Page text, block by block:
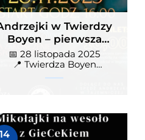
w Twierdzy
Boyen – pierwsza
nocna gra terenowa
w Giżycku
📅 28 listopada 2025
📍 Twierdza Boyen
Giżycko
UP – Cezary
z najnowszym
14